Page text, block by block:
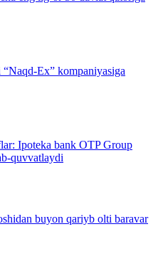
Ex” kompaniyasiga
Ipoteka bank OTP Group
quvvatlaydi
buyon qariyb olti baravar